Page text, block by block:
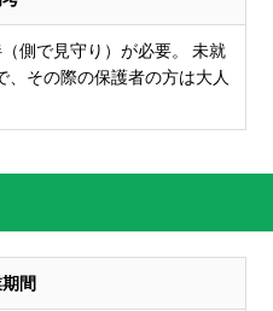
側で見守り）が必要。 未就
その際の保護者の方は大人
間